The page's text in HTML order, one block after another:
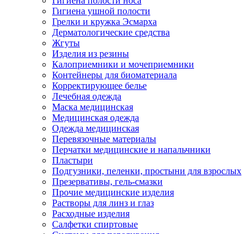
Гигиена ушной полости
Грелки и кружка Эсмарха
Дерматологические средства
Жгуты
Изделия из резины
Калоприемники и мочеприемники
Контейнеры для биоматериала
Корректирующее белье
Лечебная одежда
Маска медицинская
Медицинская одежда
Одежда медицинская
Перевязочные материалы
Перчатки медицинские и напальчники
Пластыри
Подгузники, пеленки, простыни для взрослых
Презервативы, гель-смазки
Прочие медицинские изделия
Растворы для линз и глаз
Расходные изделия
Салфетки спиртовые